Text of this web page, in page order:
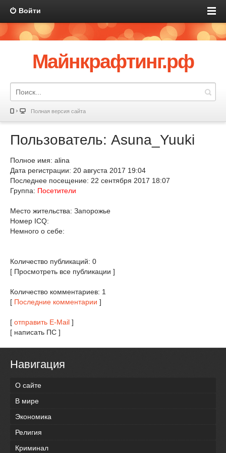
Войти
Майнкрафтинг.рф
Полная версия сайта
Пользователь: Asuna_Yuuki
Полное имя: alina
Дата регистрации: 20 августа 2017 19:04
Последнее посещение: 22 сентября 2017 18:07
Группа: Посетители
Место жительства: Запорожье
Номер ICQ:
Немного о себе:
Количество публикаций: 0
[ Просмотреть все публикации ]
Количество комментариев: 1
[ Последние комментарии ]
[ отправить E-Mail ]
[ написать ПС ]
Навигация
О сайте
В мире
Экономика
Религия
Криминал